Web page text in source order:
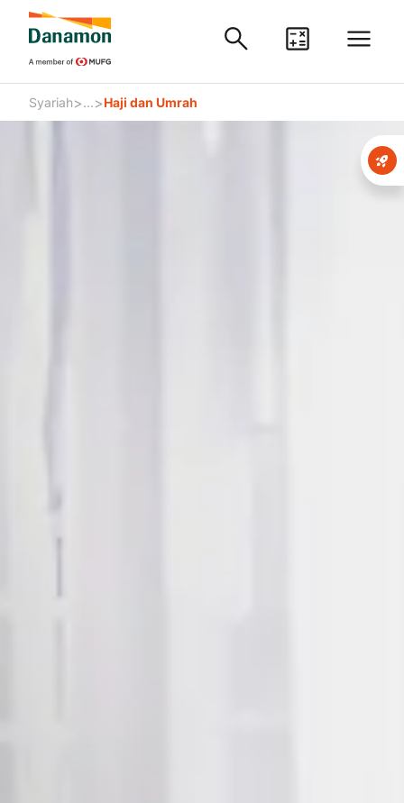
Syariah>...>Haji dan Umrah